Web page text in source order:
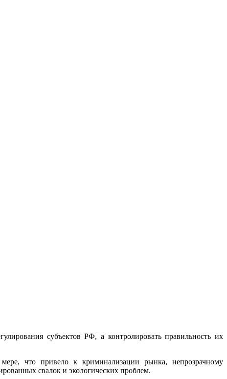
субъектов РФ, а контролировать правильность их
что привело к криминализации рынка, непрозрачному
свалок и экологических проблем.